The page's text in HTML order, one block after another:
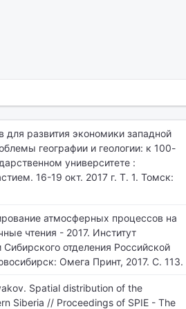
развития экономики западной
географии и геологии: к 100-
университете :
16-19 окт. 2017 г. Т. 1. Томск:
атмосферных процессов на
чтения - 2017. Институт
отделения Российской
Омега Принт, 2017. С. 113.
Spatial distribution of the
Siberia // Proceedings of SPIE - The